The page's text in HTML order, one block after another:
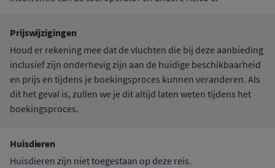
Prijswijzigingen
Houd er rekening mee dat de vluchten die bij deze aanbieding
inclusief zijn onderhevig zijn aan de huidige beschikbaarheid
en prijs en tijdens je boekingsproces kunnen veranderen. Als
dit het geval is, zullen we je dit altijd laten weten tijdens het
boekingsproces.
Huisdieren
Huisdieren zijn niet toegestaan op deze reis.